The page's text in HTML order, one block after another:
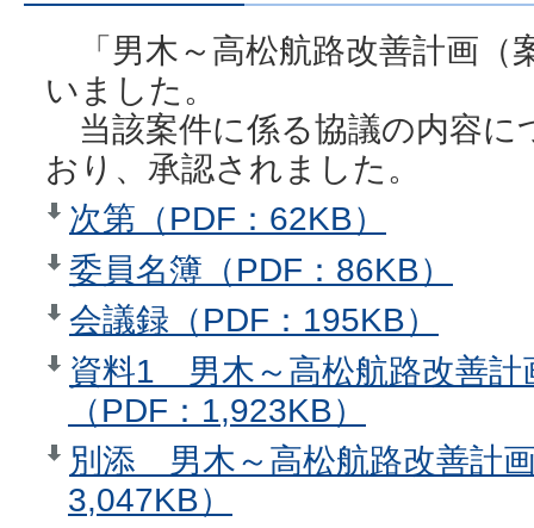
「男木～高松航路改善計画（
いました。
当該案件に係る協議の内容に
おり、承認されました。
次第（PDF：62KB）
委員名簿（PDF：86KB）
会議録（PDF：195KB）
資料1 男木～高松航路改善計
（PDF：1,923KB）
別添 男木～高松航路改善計
3,047KB）